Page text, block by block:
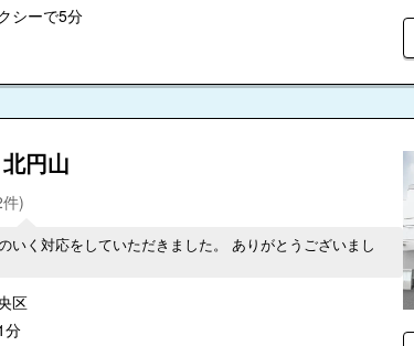
シーで5分
円山
)
いく対応をしていただきました。 ありがとうございまし
区
分